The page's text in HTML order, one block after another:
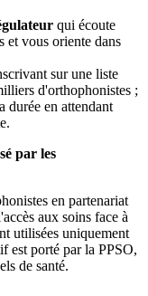
qui écoute
et vous oriente dans
sur une liste
d'orthophonistes ;
durée en attendant
par les
en partenariat
aux soins face à
utilisées uniquement
est porté par la PPSO,
de santé.